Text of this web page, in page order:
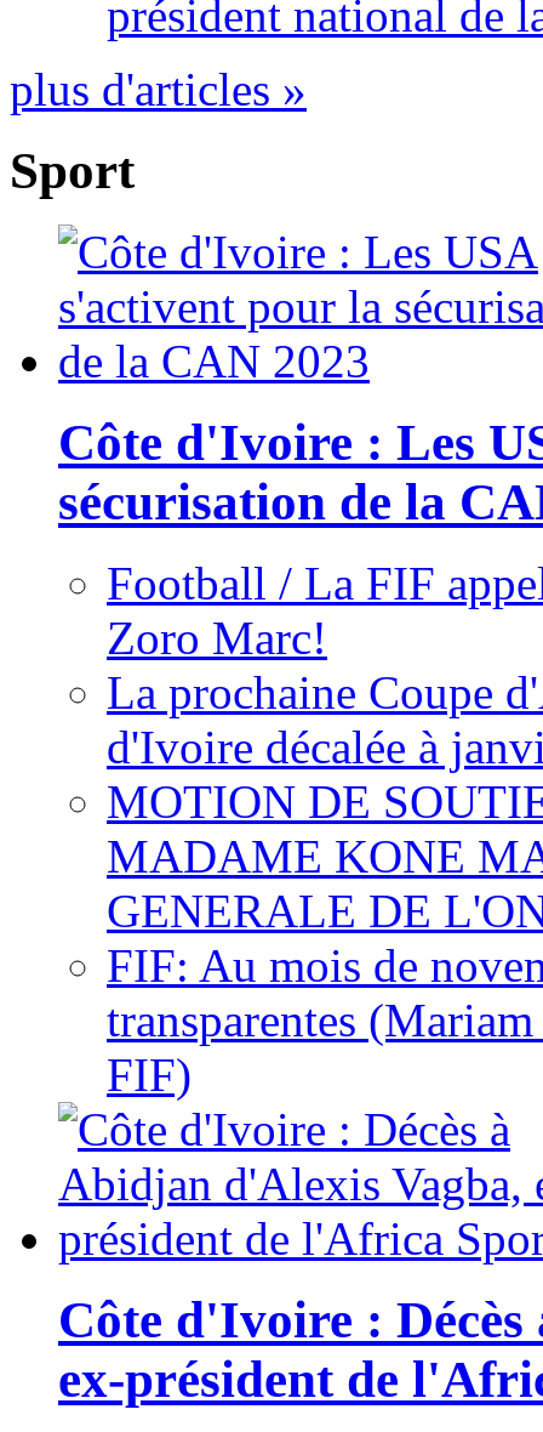
président national de
plus d'articles »
Sport
Côte d'Ivoire : Les
sécurisation de la
Football / La FIF
Zoro Marc!
La prochaine Coupe
d'Ivoire décalée à
MOTION DE
MADAME KONE
GENERALE DE
FIF: Au mois de
transparentes
FIF)
Côte d'Ivoire :
ex-président de